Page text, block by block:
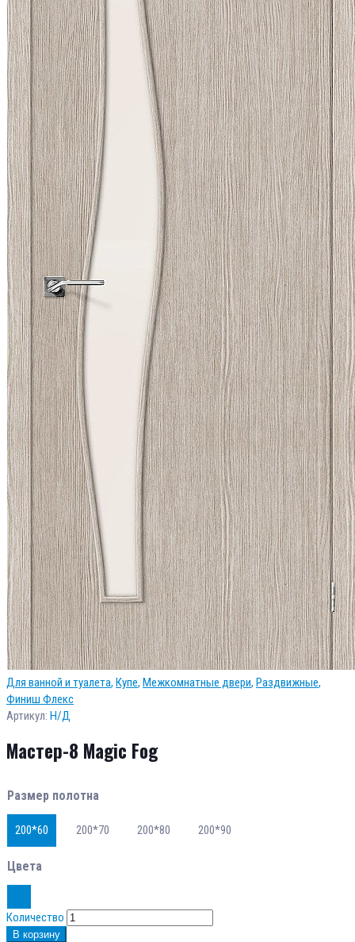
Для ванной и туалета, Купе, Межкомнатные двери, Раздвижные,
Финиш Флекс
Артикул: Н/Д
Мастер-8 Magic Fog
Размер полотна
200*60 200*70 200*80 200*90
Цвета
Количество
В корзину